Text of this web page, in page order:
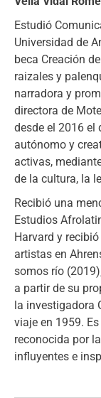
Estudió
Universidad de
beca Creación
raizales y
narradora y
directora de
desde el 2016 el
autónomo y
activas,
de la cultura, la
Recibió una
Estudios
Harvard y
artistas en
somos río
a partir de su
la investigadora
viaje en 1959.
reconocida por
influyentes e